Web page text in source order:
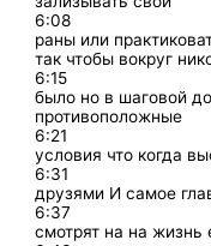
6:08
раны или
так чтобы вокруг
6:15
было но в шаговой
противоположные
6:21
условия что когда
6:31
друзями И самое
6:37
смотрят на на жизнь